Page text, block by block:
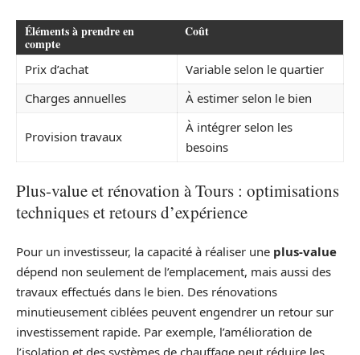
Éléments à prendre en
compte
Coût
Prix d’achat
Variable selon le quartier
Charges annuelles
À estimer selon le bien
Provision travaux
À intégrer selon les
besoins
Plus-value et rénovation à Tours : optimisations
techniques et retours d’expérience
Pour un investisseur, la capacité à réaliser une plus-value
dépend non seulement de l’emplacement, mais aussi des
travaux effectués dans le bien. Des rénovations
minutieusement ciblées peuvent engendrer un retour sur
investissement rapide. Par exemple, l’amélioration de
l’isolation et des systèmes de chauffage peut réduire les